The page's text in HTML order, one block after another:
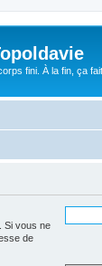
fini. À la fin, ça
Si vous ne
de